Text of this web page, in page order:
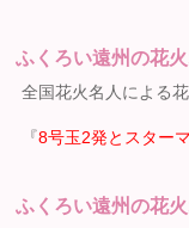
ふくろい遠州の花
全国花火名人による
『8号玉2発とスター
ふくろい遠州の花